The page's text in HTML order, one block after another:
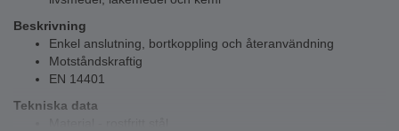
Beskrivning
Enkel anslutning, bortkoppling och återanvändning
Motståndskraftig
EN 14401
Tekniska data